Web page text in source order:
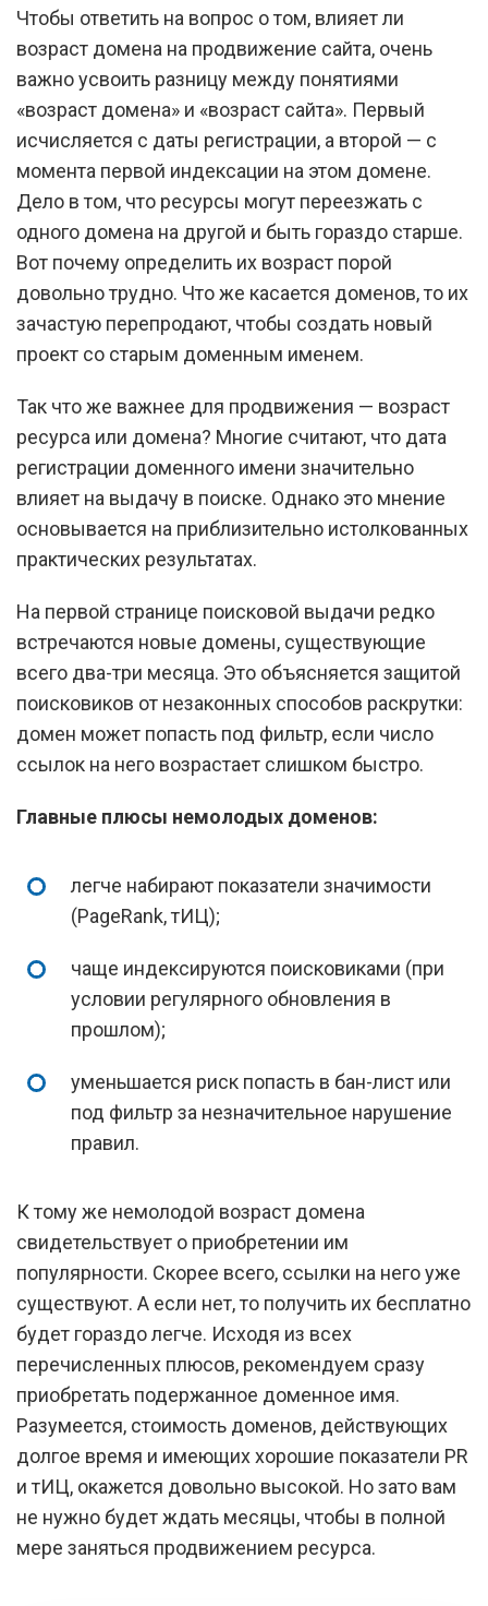
Чтобы ответить на вопрос о том, влияет ли
возраст домена на продвижение сайта, очень
важно усвоить разницу между понятиями
«возраст домена» и «возраст сайта». Первый
исчисляется с даты регистрации, а второй — с
момента первой индексации на этом домене.
Дело в том, что ресурсы могут переезжать с
одного домена на другой и быть гораздо старше.
Вот почему определить их возраст порой
довольно трудно. Что же касается доменов, то их
зачастую перепродают, чтобы создать новый
проект со старым доменным именем.
Так что же важнее для продвижения — возраст
ресурса или домена? Многие считают, что дата
регистрации доменного имени значительно
влияет на выдачу в поиске. Однако это мнение
основывается на приблизительно истолкованных
практических результатах.
На первой странице поисковой выдачи редко
встречаются новые домены, существующие
всего два-три месяца. Это объясняется защитой
поисковиков от незаконных способов раскрутки:
домен может попасть под фильтр, если число
ссылок на него возрастает слишком быстро.
Главные плюсы немолодых доменов:
легче набирают показатели значимости
(PageRank, тИЦ);
чаще индексируются поисковиками (при
условии регулярного обновления в
прошлом);
уменьшается риск попасть в бан-лист или
под фильтр за незначительное нарушение
правил.
К тому же немолодой возраст домена
свидетельствует о приобретении им
популярности. Скорее всего, ссылки на него уже
существуют. А если нет, то получить их бесплатно
будет гораздо легче. Исходя из всех
перечисленных плюсов, рекомендуем сразу
приобретать подержанное доменное имя.
Разумеется, стоимость доменов, действующих
долгое время и имеющих хорошие показатели PR
и тИЦ, окажется довольно высокой. Но зато вам
не нужно будет ждать месяцы, чтобы в полной
мере заняться продвижением ресурса.